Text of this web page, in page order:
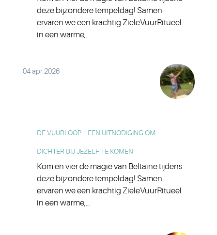
deze bijzondere tempeldag! Samen
ervaren we een krachtig ZieleVuurRitueel
in een warme,…
04 apr 2026
DE VUURLOOP – EEN UITNODIGING OM
DICHTER BIJ JEZELF TE KOMEN
Kom en vier de magie van Beltaine tijdens
deze bijzondere tempeldag! Samen
ervaren we een krachtig ZieleVuurRitueel
in een warme,…